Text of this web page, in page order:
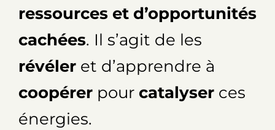
ressources et d’opportunités
cachées. Il s’agit de les
révéler et d’apprendre à
coopérer pour catalyser ces
énergies.